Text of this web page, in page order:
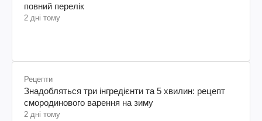
повний перелік
2 дні тому
Рецепти
Знадобляться три інгредієнти та 5 хвилин: рецепт
смородинового варення на зиму
2 дні тому